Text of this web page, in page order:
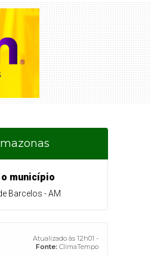
município
Barcelos - AM
Atualizado às 12h01 -
Fonte: ClimaTempo